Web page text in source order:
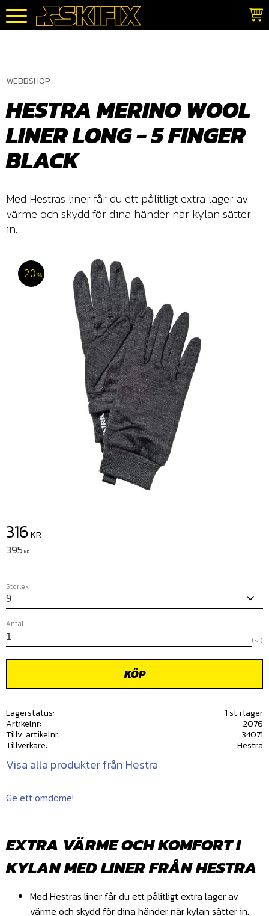
Meny
WEBBSHOP
HESTRA MERINO WOOL
LINER LONG - 5 FINGER
BLACK
Med Hestras liner får du ett pålitligt extra lager av
värme och skydd för dina händer när kylan sätter
in.
20 %
Nedsatt pris:
316KR
Ordinarie pris:
395KR
Storlek
Antal
st
KÖP
Lagerstatus
1 st i lager
Artikelnr
2076
Tillv. artikelnr
34071
Tillverkare
Hestra
Visa alla produkter från Hestra
Ge ett omdöme!
EXTRA VÄRME OCH KOMFORT I
KYLAN MED LINER FRÅN HESTRA
Med Hestras liner får du ett pålitligt extra lager av
värme och skydd för dina händer när kylan sätter in.